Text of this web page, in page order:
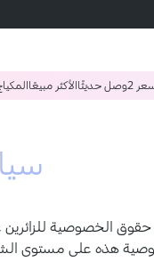
وصل حديثًاالأكثر مبيعًا
الخصوصية للزائرين
هذه على مستوى